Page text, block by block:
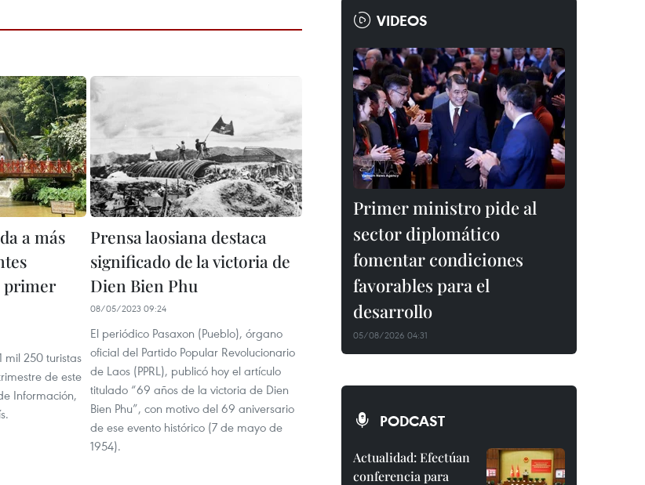
a más
primer
mil 250 turistas
de este
Información,
Prensa laosiana destaca
significado de la victoria de
Dien Bien Phu
08/05/2023 09:24
El periódico Pasaxon (Pueblo), órgano
oficial del Partido Popular Revolucionario
de Laos (PPRL), publicó hoy el artículo
titulado “69 años de la victoria de Dien
Bien Phu”, con motivo del 69 aniversario
de ese evento histórico (7 de mayo de
1954).
VIDEOS
Primer ministro pide al
sector diplomático
fomentar condiciones
favorables para el
desarrollo
05/08/2026 04:31
PODCAST
Actualidad: Efectúan
conferencia para